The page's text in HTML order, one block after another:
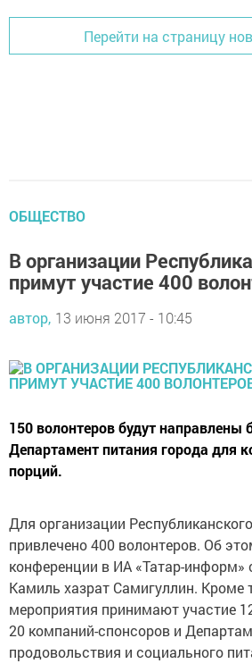
Перейти на страницу
ОБЩЕСТВО
В организации
примут участие 400
автор, 13 июня 2017 - 10:45
150 волонтеров будут направлены
Департамент питания города для
порций.
Для организации
привлечено 400 волонтеров. Об
конференции в ИА «Татар-
Камиль хазрат Самигуллин. Кроме
мероприятия принимают участие
20 компаний-спонсоров и
продовольствия и социального